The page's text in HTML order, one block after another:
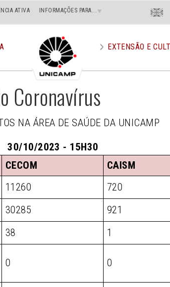
ATIVA INFORMAÇÕES PARA... Menu
Direito
En
EXTENSÃO E
Coronavírus
NA ÁREA DE SAÚDE DA UNICAMP
30/10/2023 - 15H30
CECOM CAISM
11260 720
30285 921
38 1
0 0